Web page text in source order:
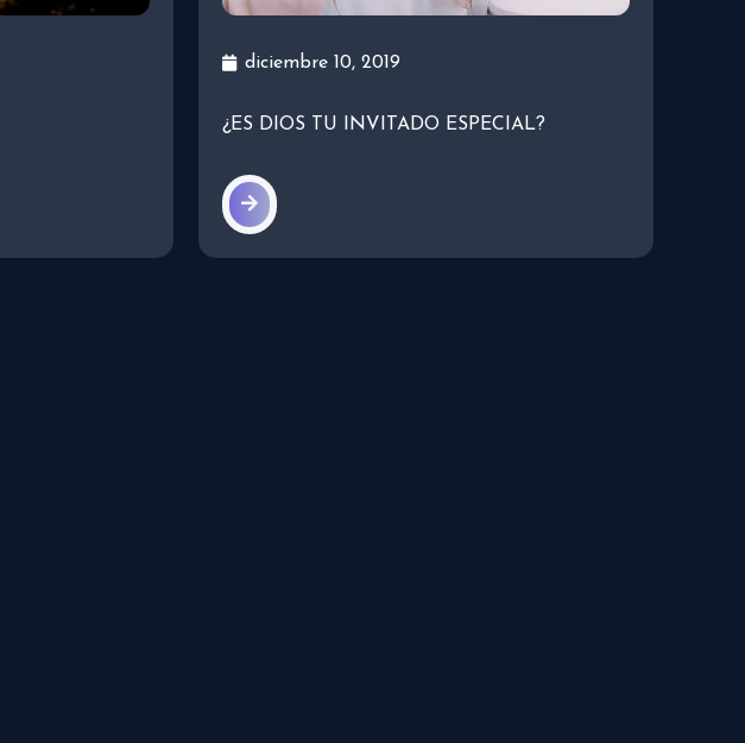
diciembre 10, 2019
¿ES DIOS TU INVITADO ESPECIAL?